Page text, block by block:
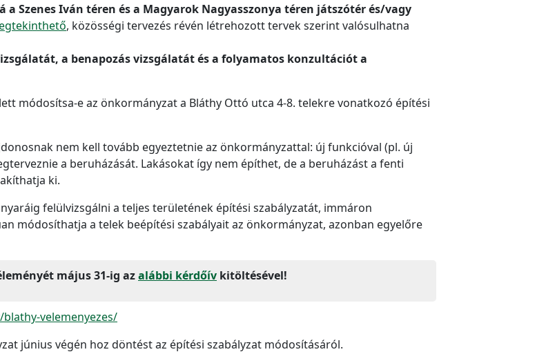
a Szenes Iván téren és a Magyarok Nagyasszonya téren játszótér és/vagy
, közösségi tervezés révén létrehozott tervek szerint valósulhatna
a benapozás vizsgálatát és a folyamatos konzultációt a
módosítsa-e az önkormányzat a Bláthy Ottó utca 4-8. telekre vonatkozó építési
nem kell tovább egyeztetnie az önkormányzattal: új funkcióval (pl. új
a beruházását. Lakásokat így nem építhet, de a beruházást a fenti
ki.
felülvizsgálni a teljes területének építési szabályzatát, immáron
módosíthatja a telek beépítési szabályait az önkormányzat, azonban egyelőre
május 31-ig azalábbi kérdőív kitöltésével!
velemenyezes/
június végén hoz döntést az építési szabályzat módosításáról.